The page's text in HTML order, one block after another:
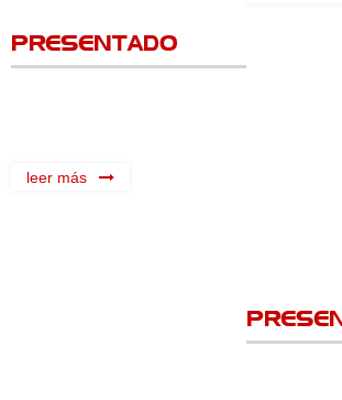
PRESENTADO
leer más